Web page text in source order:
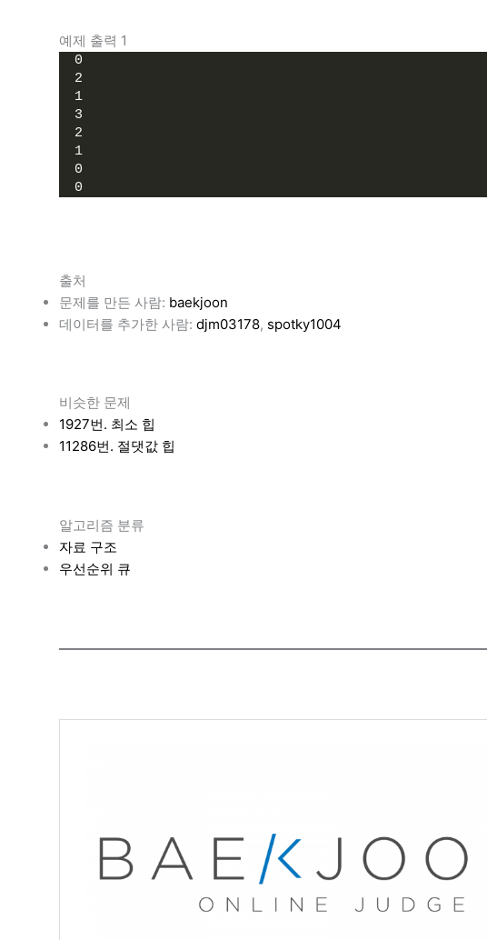
예제 출력 1
0
2
1
3
2
1
0
0
출처
문제를 만든 사람: baekjoon
데이터를 추가한 사람: djm03178, spotky1004
비슷한 문제
1927번. 최소 힙
11286번. 절댓값 힙
알고리즘 분류
자료 구조
우선순위 큐